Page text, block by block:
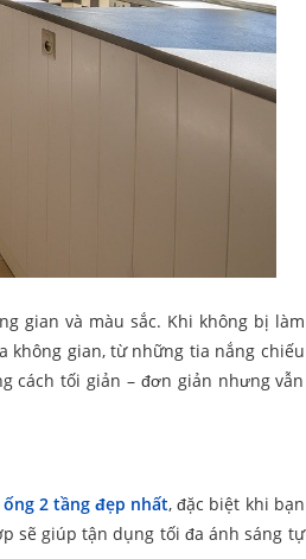
gian và màu sắc. Khi không bị làm
không gian, từ những tia nắng chiếu
cách tối giản – đơn giản nhưng vẫn
ống 2 tầng đẹp nhất, đặc biệt khi bạn
sẽ giúp tận dụng tối đa ánh sáng tự